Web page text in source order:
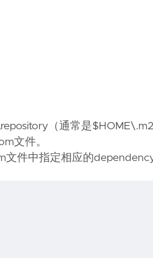
（通常是
文件。
件中指定相应的